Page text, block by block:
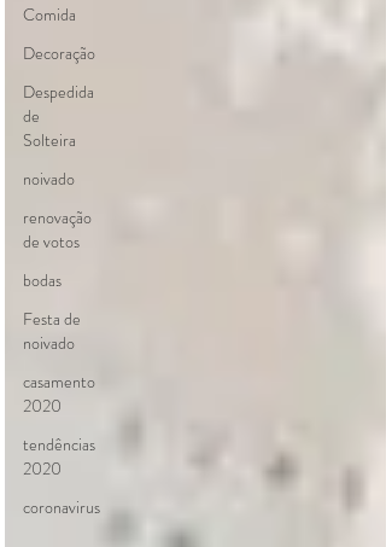
Comida
Decoração
Despedida
de
Solteira
noivado
renovação
de votos
bodas
Festa de
noivado
casamento
2020
tendências
2020
coronavirus